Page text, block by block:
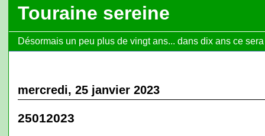
Touraine sereine
Désormais un peu plus de vingt ans... dans dix ans ce
mercredi, 25 janvier 2023
25012023